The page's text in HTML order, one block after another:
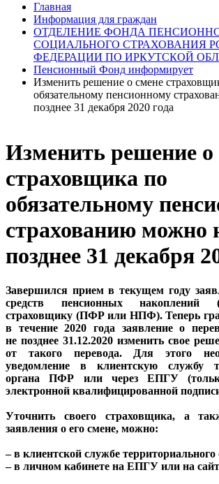
Изменить решение о
страховщика по
обязательному
страхованию можно
позднее 31 декабря
Завершился прием в текущем году
средств пенсионных
страховщику (ПФР или НПФ). Теперь
в течение 2020 года заявление о
не позднее 31.12.2020 изменить свое
от такого перевода. Для этого
уведомление в клиентскую службу
органа ПФР или через ЕПГУ
электронной квалифицированной
Уточнить своего страховщика, а
заявления о его смене, можно:
– в клиентской службе
– в личном кабинете на ЕПГУ или на
Главная
Информация для граждан
ОТДЕЛЕНИЕ ФОНДА
СОЦИАЛЬНОГО СТРАХОВАНИЯ
ФЕДЕРАЦИИ ПО ИРКУТСКОЙ
Пенсионный Фонд информирует
Изменить решение о смене
обязательному пенсионному
позднее 31 декабря 2020 года